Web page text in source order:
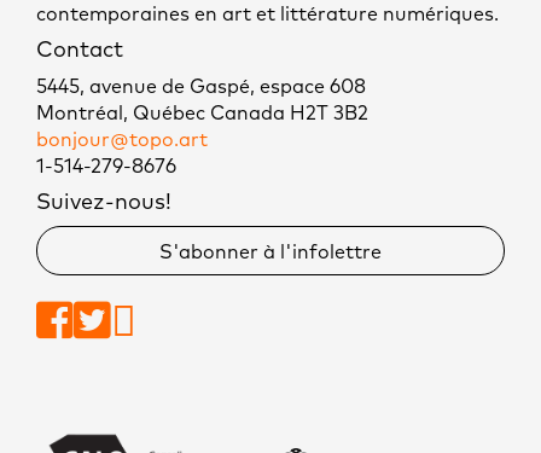
contemporaines en art et littérature numériques.
Contact
5445, avenue de Gaspé, espace 608
Montréal, Québec Canada H2T 3B2
bonjour@topo.art
1-514-279-8676
Suivez-nous!
S'abonner à l'infolettre